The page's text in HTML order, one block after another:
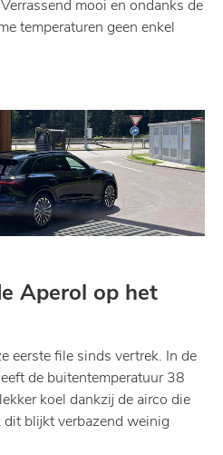
mooi en ondanks de
temperaturen geen enkel
Aperol op het
eerste file sinds vertrek. In de
de buitentemperatuur 38
koel dankzij de airco die
blijkt verbazend weinig